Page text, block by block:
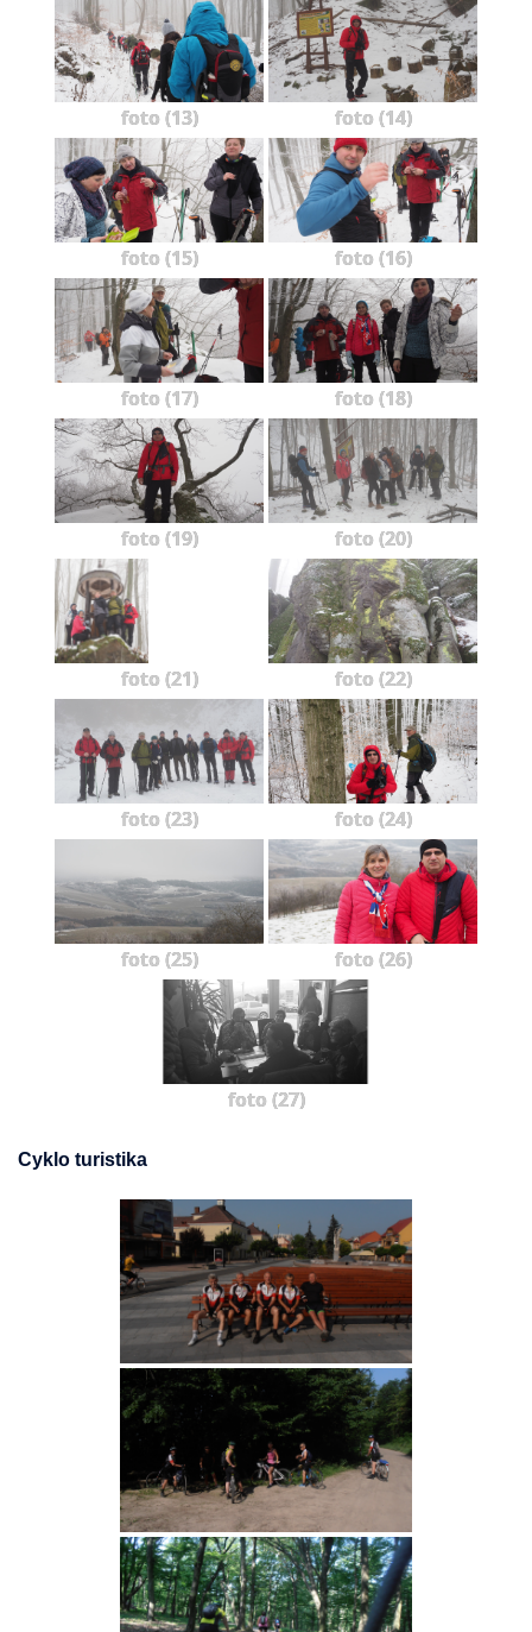
foto (13) foto (14)
foto (15) foto (16)
foto (17) foto (18)
foto (19) foto (20)
foto (21) foto (22)
foto (23) foto (24)
foto (25) foto (26)
foto (27)
Cyklo turistika